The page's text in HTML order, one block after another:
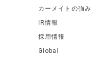
カーメイトの強み
IR情報
採用情報
Global